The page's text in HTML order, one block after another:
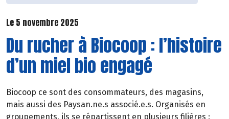
Le 5 novembre 2025
Du rucher à Biocoop : l’histoire
d’un miel bio engagé
Biocoop ce sont des consommateurs, des magasins,
mais aussi des Paysan.ne.s associé.e.s. Organisés en
groupements, ils se répartissent en plusieurs filières :